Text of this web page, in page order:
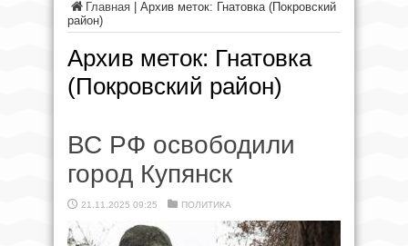
Главная
Архив меток: Гнатовка (Покровский
район)
Архив меток: Гнатовка
(Покровский район)
ВС РФ освободили
город Купянск
21.11.2025 09:25 ПОЛИТИКА